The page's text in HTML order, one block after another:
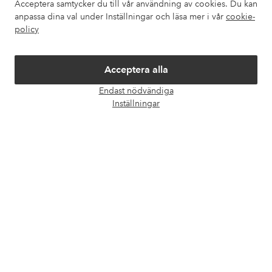
Acceptera samtycker du till vår användning av cookies. Du kan
anpassa dina val under Inställningar och läsa mer i vår cookie-
policy
Acceptera alla
Endast nödvändiga
Inställningar
Om Ellos
Villkor